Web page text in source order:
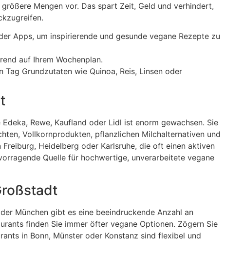
Mengen vor. Das spart Zeit, Geld und verhindert,
Apps, um inspirierende und gesunde vegane Rezepte zu
auf Ihrem Wochenplan.
Grundzutaten wie Quinoa, Reis, Linsen oder
Rewe, Kaufland oder Lidl ist enorm gewachsen. Sie
Vollkornprodukten, pflanzlichen Milchalternativen und
Heidelberg oder Karlsruhe, die oft einen aktiven
Quelle für hochwertige, unverarbeitete vegane
München gibt es eine beeindruckende Anzahl an
finden Sie immer öfter vegane Optionen. Zögern Sie
in Bonn, Münster oder Konstanz sind flexibel und